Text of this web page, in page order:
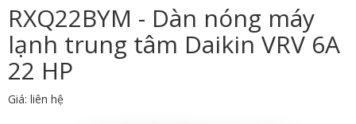
RXQ22BYM - Dàn nóng máy
lạnh trung tâm Daikin VRV 6A
22 HP
Giá: liên hệ